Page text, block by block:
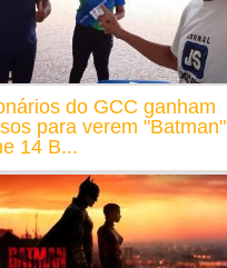
do GCC ganham
para verem "Batman"
14 B...